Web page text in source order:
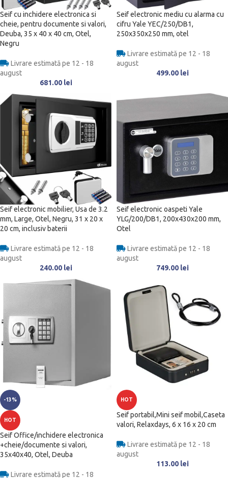
Seif cu inchidere electronica si
cheie, pentru documente si valori,
Deuba, 35 x 40 x 40 cm, Otel,
Negru
Livrare estimată pe 12 - 18
august
681.00 lei
Seif electronic mediu cu alarma cu
cifru Yale YEC/250/DB1,
250x350x250 mm, otel
Livrare estimată pe 12 - 18
august
499.00 lei
Seif electronic mobilier, Usa de 3.2
mm, Large, Otel, Negru, 31 x 20 x
20 cm, inclusiv baterii
Livrare estimată pe 12 - 18
august
240.00 lei
Seif electronic oaspeti Yale
YLG/200/DB1, 200x430x200 mm,
Otel
Livrare estimată pe 12 - 18
august
749.00 lei
-13%
HOT
Seif Office/inchidere electronica
+cheie/documente si valori,
35x40x40, Otel, Deuba
Livrare estimată pe 12 - 18
HOT
Seif portabil,Mini seif mobil,Caseta
valori, Relaxdays, 6 x 16 x 20 cm
Livrare estimată pe 12 - 18
august
113.00 lei